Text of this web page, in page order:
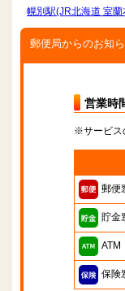
幌別駅(JR北海道 室蘭
郵便局からのお知
営業時
※サービス
郵便
貯金
ATM
保険